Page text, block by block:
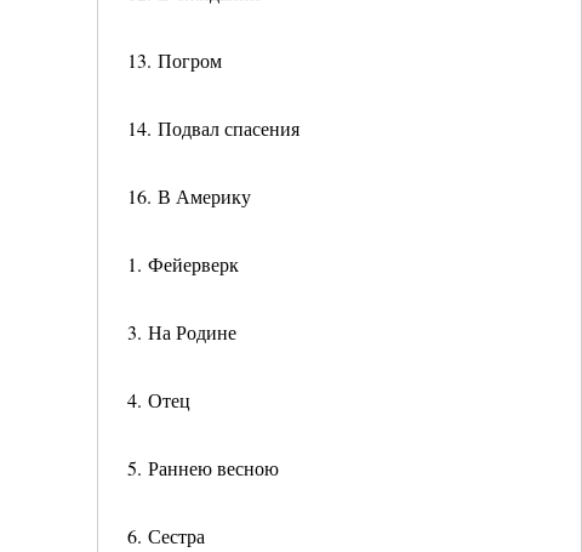
13. Погром
14. Подвал спасения
16. В Америку
1. Фейерверк
3. На Родине
4. Отец
5. Раннею весною
6. Сестра